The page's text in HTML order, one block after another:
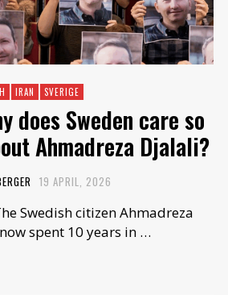
IRAN SVERIGE
does Sweden care so
Ahmadreza Djalali?
19 APRIL, 2026
Swedish citizen Ahmadreza
spent 10 years in …